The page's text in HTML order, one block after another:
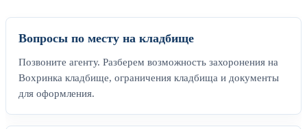
Вопросы по месту на кладбище
Позвоните агенту. Разберем возможность захоронения на
Вохринка кладбище, ограничения кладбища и документы
для оформления.